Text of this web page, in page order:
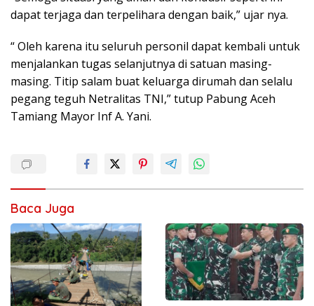
dapat terjaga dan terpelihara dengan baik,” ujar nya.
“ Oleh karena itu seluruh personil dapat kembali untuk
menjalankan tugas selanjutnya di satuan masing-
masing. Titip salam buat keluarga dirumah dan selalu
pegang teguh Netralitas TNI,” tutup Pabung Aceh
Tamiang Mayor Inf A. Yani.
Baca Juga